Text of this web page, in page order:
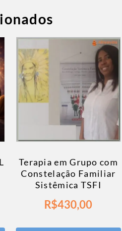
Terapia em Grupo com
Constelação Familiar
Sistêmica TSFI
R$430,00